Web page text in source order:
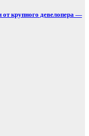
крупного девелопера —